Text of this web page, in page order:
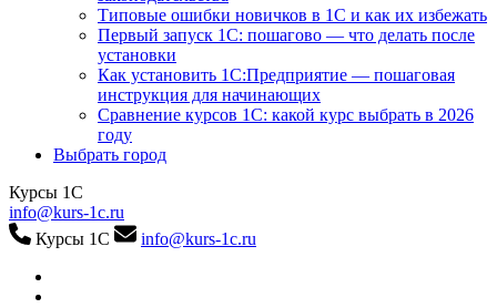
Типовые ошибки новичков в 1С и как их избежать
Первый запуск 1С: пошагово — что делать после
установки
Как установить 1С:Предприятие — пошаговая
инструкция для начинающих
Сравнение курсов 1С: какой курс выбрать в 2026
году
Выбрать город
Курсы 1С
info@kurs-1c.ru
Курсы 1С
info@kurs-1c.ru